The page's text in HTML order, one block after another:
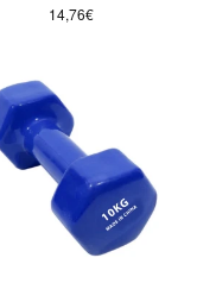
14,76€